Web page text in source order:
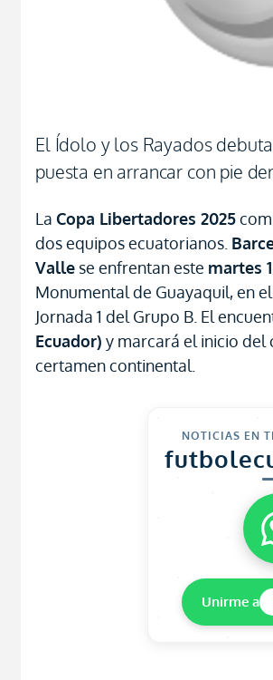
El Ídolo y los Rayados
puesta en arrancar con pie
La Copa Libertadores 2025
dos equipos ecuatorianos.
Valle se enfrentan este martes
Monumental de Guayaquil, en
Jornada 1 del Grupo B. El
Ecuador) y marcará el inicio del
certamen continental.
NOTICIAS EN
Unirme a